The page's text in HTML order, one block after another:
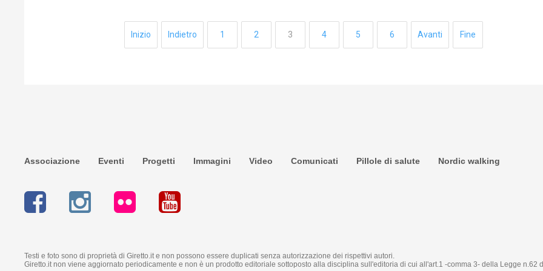
Inizio Indietro 1 2 3 4 5 6 Avanti Fine
Associazione Eventi Progetti Immagini Video Comunicati Pillole di salute Nordic walking
Testi e foto sono di proprietà di Giretto.it e non possono essere duplicati senza autorizzazione dei rispettivi autori.
Giretto.it non viene aggiornato periodicamente e non è un prodotto editoriale sottoposto alla disciplina sull'editoria di cui all'art.1 -comma 3- della Legge n.62